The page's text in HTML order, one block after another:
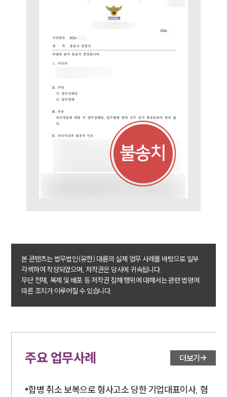
대륜법률상담예약
본 콘텐츠는 법무법인(유한) 대륜의 실제 업무 사례를 바탕으로 일부
각색하여 작성되었으며, 저작권은 당사에 귀속됩니다.
무단 전재, 복제 및 배포 등 저작권 침해 행위에 대해서는 관련 법령에
따른 조치가 이루어질 수 있습니다.
주요 업무사례 더보기
합병 취소 보복으로 형사고소 당한 기업대표이사, 혐